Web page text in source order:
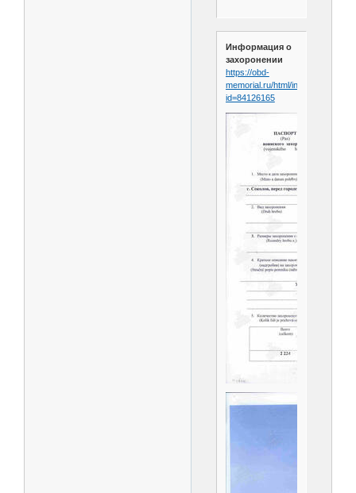
Информация о
захоронении
https://obd-
memorial.ru/html/info.htm?
id=84126165